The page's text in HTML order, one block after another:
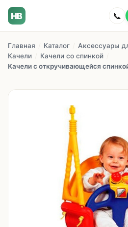
HB 📞
Главная
Сотрудничество
Главная Каталог Аксессуары
Качели
Качели со спинкой
Качели с откручивающейся